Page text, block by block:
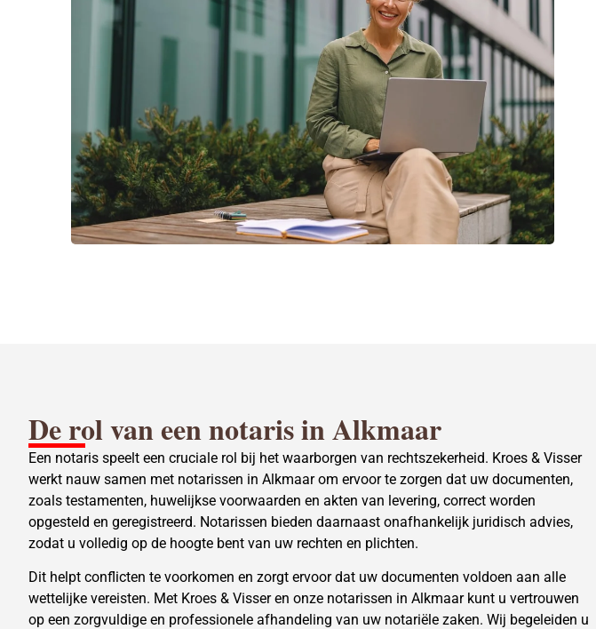
De rol van een notaris in Alkmaar
Een notaris speelt een cruciale rol bij het waarborgen van rechtszekerheid. Kroes & Visser
werkt nauw samen met notarissen in Alkmaar om ervoor te zorgen dat uw documenten,
zoals testamenten, huwelijkse voorwaarden en akten van levering, correct worden
opgesteld en geregistreerd. Notarissen bieden daarnaast onafhankelijk juridisch advies,
zodat u volledig op de hoogte bent van uw rechten en plichten.
Dit helpt conflicten te voorkomen en zorgt ervoor dat uw documenten voldoen aan alle
wettelijke vereisten. Met Kroes & Visser en onze notarissen in Alkmaar kunt u vertrouwen
op een zorgvuldige en professionele afhandeling van uw notariële zaken. Wij begeleiden u